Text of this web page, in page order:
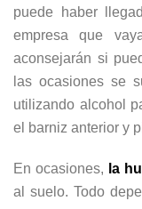
puede haber
empresa que
aconsejarán si
las ocasiones se
utilizando alcohol
el barniz anterior y
En ocasiones, la
al suelo. Todo